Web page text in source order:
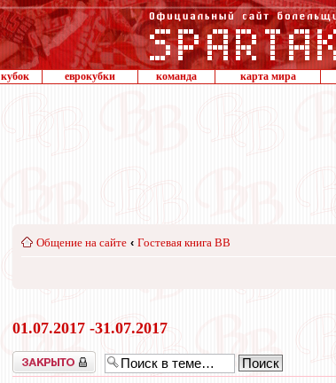
кубок еврокубки команда карта мира
Общение на сайте ‹ Гостевая книга ВВ
01.07.2017 -31.07.2017
Закрыто